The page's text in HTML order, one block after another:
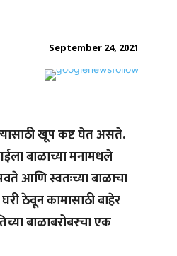
September 24, 2021
खूप कष्ट घेत असते.
बाळाच्या मनामधले
आणि स्वतःच्या बाळाचा
ठेवून कामासाठी बाहेर
बाळाबरोबरचा एक